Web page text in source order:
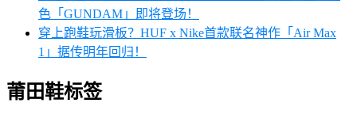
色「GUNDAM」即将登场！
穿上跑鞋玩滑板？HUF x Nike首款联名神作「Air Max
1」据传明年回归！
莆田鞋标签